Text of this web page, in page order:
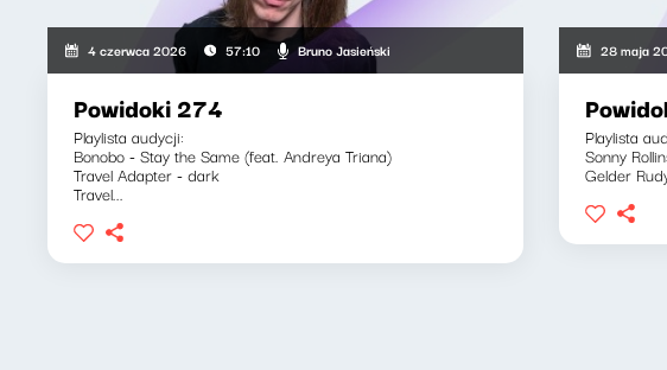
4 czerwca 2026 57:10 Bruno Jasieński
Powidoki 274
Playlista audycji:
Bonobo - Stay the Same (feat. Andreya Triana)
Travel Adapter - dark
Travel...
28 maja
Playlista
Sonny
Gelder